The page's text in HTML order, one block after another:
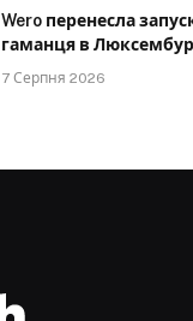
Wero перенесла
гаманця в
7 Серпня 2026